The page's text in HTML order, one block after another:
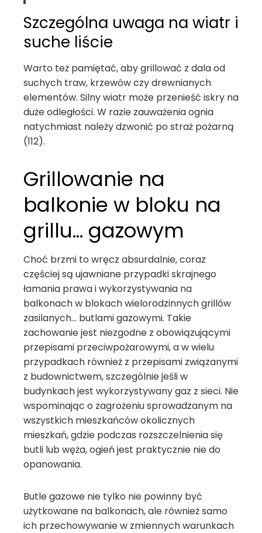
Szczególna uwaga na wiatr i
suche liście
Warto też pamiętać, aby grillować z dala od
suchych traw, krzewów czy drewnianych
elementów. Silny wiatr może przenieść iskry na
duże odległości. W razie zauważenia ognia
natychmiast należy dzwonić po straż pożarną
(112).
Grillowanie na
balkonie w bloku na
grillu… gazowym
Choć brzmi to wręcz absurdalnie, coraz
częściej są ujawniane przypadki skrajnego
łamania prawa i wykorzystywania na
balkonach w blokach wielorodzinnych grillów
zasilanych… butlami gazowymi. Takie
zachowanie jest niezgodne z obowiązującymi
przepisami przeciwpożarowymi, a w wielu
przypadkach również z przepisami związanymi
z budownictwem, szczególnie jeśli w
budynkach jest wykorzystywany gaz z sieci. Nie
wspominając o zagrożeniu sprowadzanym na
wszystkich mieszkańców okolicznych
mieszkań, gdzie podczas rozszczelnienia się
butli lub węża, ogień jest praktycznie nie do
opanowania.
Butle gazowe nie tylko nie powinny być
użytkowane na balkonach, ale również samo
ich przechowywanie w zmiennych warunkach